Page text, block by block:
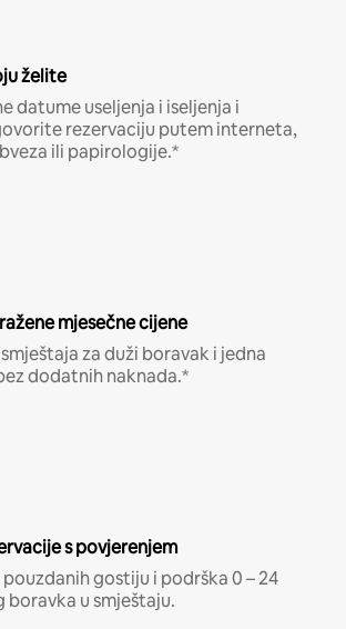
želite
datume useljenja i iseljenja i
rezervaciju putem interneta,
ili papirologije.*
mjesečne cijene
za duži boravak i jedna
dodatnih naknada.*
s povjerenjem
pouzdanih gostiju i podrška 0 – 24
u smještaju.